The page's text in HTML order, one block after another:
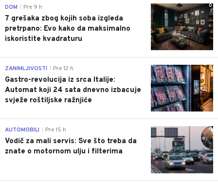
0
DOM Pre 9 h
7 grešaka zbog kojih soba izgleda
pretrpano: Evo kako da maksimalno
iskoristite kvadraturu
0
ZANIMLJIVOSTI Pre 12 h
Gastro-revolucija iz srca Italije:
Automat koji 24 sata dnevno izbacuje
svježe roštiljske ražnjiće
0
AUTOMOBILI Pre 15 h
Vodič za mali servis: Sve što treba da
znate o motornom ulju i filterima